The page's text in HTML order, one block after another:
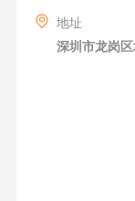
地址
深圳市龙岗